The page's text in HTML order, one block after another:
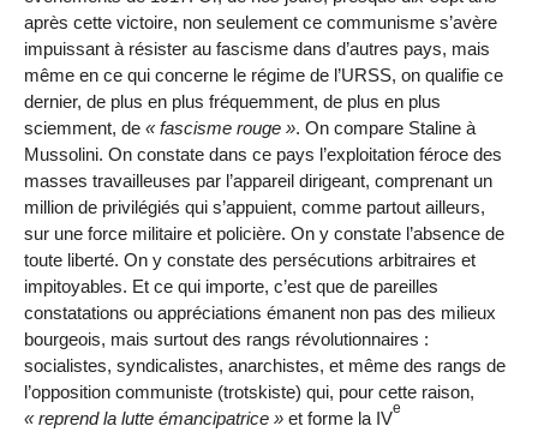
après cette victoire, non seulement ce communisme s’avère
impuissant à résister au fascisme dans d’autres pays, mais
même en ce qui concerne le régime de l’URSS, on qualifie ce
dernier, de plus en plus fréquemment, de plus en plus
sciemment, de
fascisme rouge
. On compare Staline à
Mussolini. On constate dans ce pays l’exploitation féroce des
masses travailleuses par l’appareil dirigeant, comprenant un
million de privilégiés qui s’appuient, comme partout ailleurs,
sur une force militaire et policière. On y constate l’absence de
toute liberté. On y constate des persécutions arbitraires et
impitoyables. Et ce qui importe, c’est que de pareilles
constatations ou appréciations émanent non pas des milieux
bourgeois, mais surtout des rangs révolutionnaires :
socialistes, syndicalistes, anarchistes, et même des rangs de
l’opposition communiste (trotskiste) qui, pour cette raison,
reprend la lutte émancipatrice
et forme la IVe